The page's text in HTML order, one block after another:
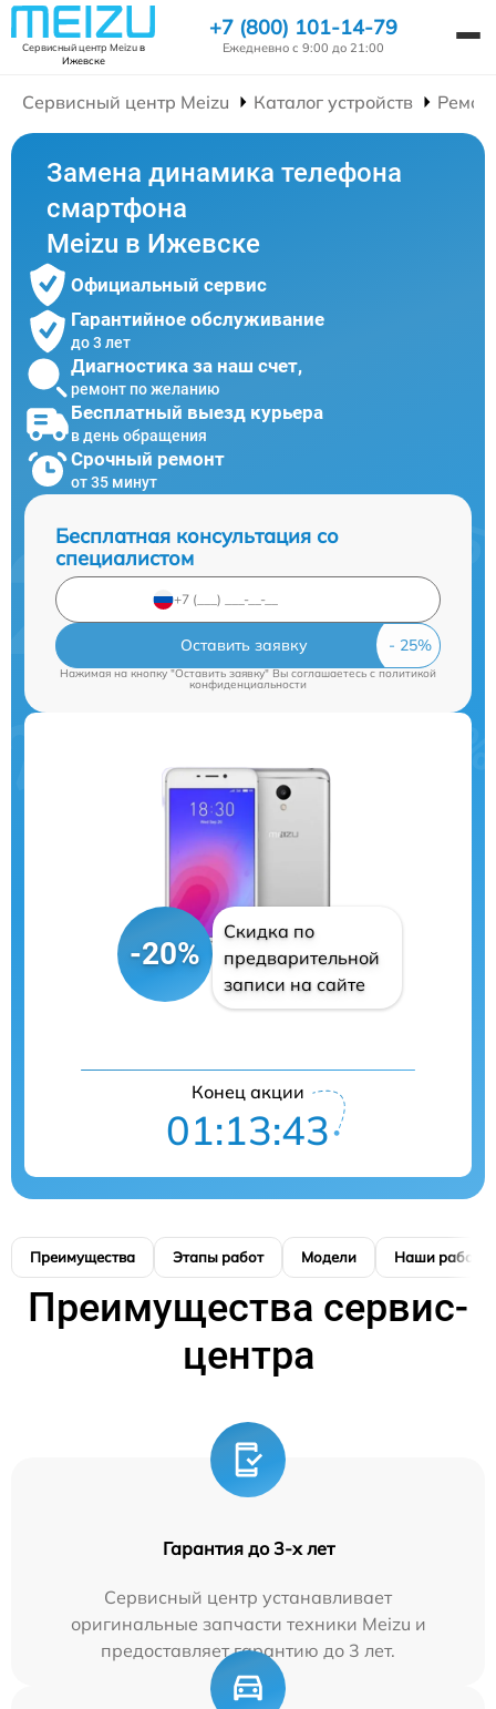
Сервисный центр Meizuв
Ижевске
+7 (800) 101-14-79
Ежедневно с 9:00 до 21:00
Сервисный центр Meizu Каталог устройств
Замена динамика телефона
смартфона
Meizu в Ижевске
Официальный сервис
Гарантийное обслуживание
до 3 лет
Диагностика за наш счет,
ремонт по желанию
Бесплатный выезд курьера
в день обращения
Срочный ремонт
от 35 минут
Бесплатная консультация со
специалистом
Оставить заявку
Нажимая на кнопку "Оставить заявку" Вы соглашаетесь cполитикой
конфиденциальности
-20%
Скидка по
предварительной
записи на сайте
Конец акции
01:13:42
Преимущества Этапы работ Модели Наши работы
Преимущества сервис-
центра
Гарантия до 3-х лет
Сервисный центр устанавливает
оригинальные запчасти техники Meizu и
предоставляет гарантию до 3 лет.